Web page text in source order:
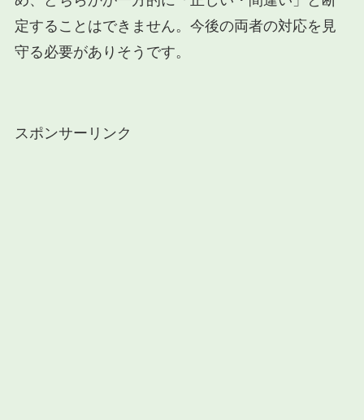
定することはできません。今後の両者の対応を見
守る必要がありそうです。
スポンサーリンク